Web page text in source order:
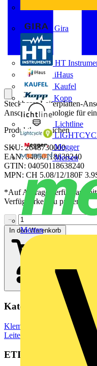
Gira
HT
iHaus
Kaufel
Kopp
Lichtline
Megger
Mersen
Merten
Steckbarer Leiterplatten-
Anschlusstechnologie für
Produktkennzeichen
SKU: 2648730000
EAN: 04050118638240
GTIN: 04050118638240
MPN: CH 5.08/12/180F
*Auf Anfrage verfügbar -
Verfügbarkeit zu prüfen
−
In den Warenkorb
Kategorien
Klemmen, Steckverbinder &
Leiterplattensteckverbinder
ETIM Group